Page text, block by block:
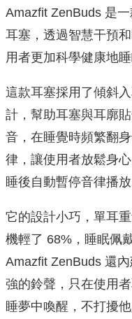
Amazfit ZenBuds 是
耳塞，透過智慧干預
用者更加科學健康地睡
這款耳塞採用了傾斜
計，幫助耳塞與耳廓
音，在睡覺時頻繁翻
律，讓使用者放鬆身
睡後自動暫停音律播放
它的設計小巧，單耳
機輕了 68%，睡眠佩
Amazfit ZenBuds 還
強的鈴聲，只在使用
睡夢中喚醒，不打擾他